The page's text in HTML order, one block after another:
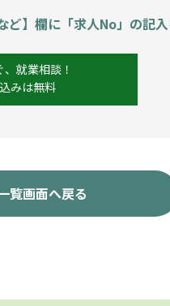
】欄に「求人No」の記入
就業相談！
みは無料
覧画面へ戻る